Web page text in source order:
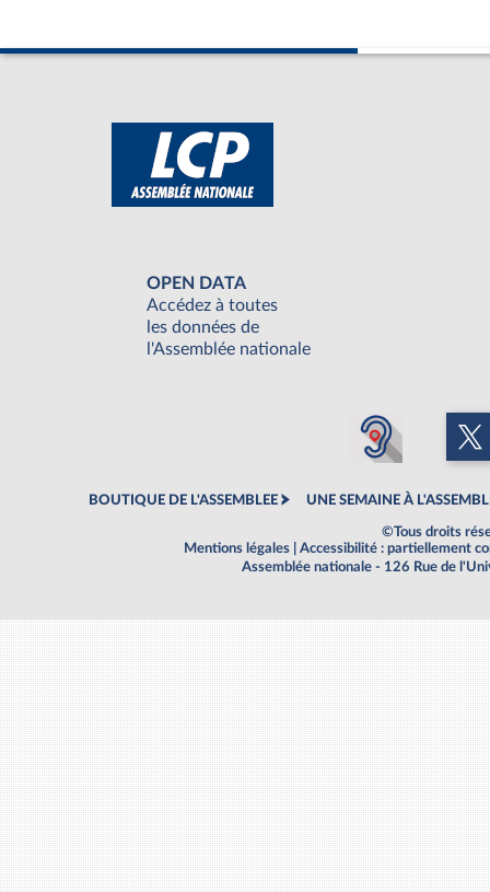
OPEN DATA
Accédez à toutes
les données de
l'Assemblée nationale
BOUTIQUE DE L'ASSEMBLEE UNE SEMAINE À
©Tous droits
Mentions légales
Accessibilité : partiellement
Assemblée nationale - 126 Rue de